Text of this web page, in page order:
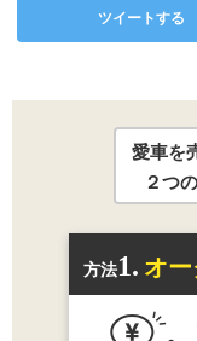
ツイートする
愛車を
２つ
方法1. オ